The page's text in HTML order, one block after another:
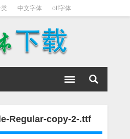
中文字体 otf字体
Regular-copy-2-.ttf